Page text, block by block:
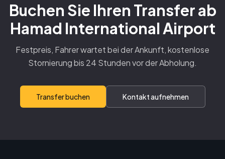
Buchen Sie Ihren Transfer ab
Hamad International Airport
Festpreis, Fahrer wartet bei der Ankunft, kostenlose
Stornierung bis 24 Stunden vor der Abholung.
Transfer buchen Kontakt aufnehmen